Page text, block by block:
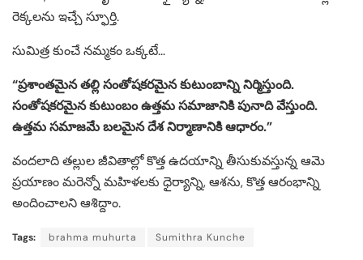
రెక్కలను ఇచ్చే స్ఫూర్తి.
సుమిత్ర కుంచే నమ్మకం ఒక్కటే…
“ప్రశాంతమైన తల్లి సంతోషకరమైన కుటుంబాన్ని నిర్మిస్తుంది.
సంతోషకరమైన కుటుంబం ఉత్తమ సమాజానికి పునాది వేస్తుంది.
ఉత్తమ సమాజమే బలమైన దేశ నిర్మాణానికి ఆధారం.”
వందలాది తల్లుల జీవితాల్లో కొత్త ఉదయాన్ని తీసుకువస్తున్న ఆమె
ప్రయాణం మరెన్నో మహిళలకు ధైర్యాన్ని, ఆశను, కొత్త ఆరంభాన్ని
అందించాలని ఆశిద్దాం.
Tags: brahma muhurta Sumithra Kunche